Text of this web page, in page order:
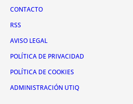
CONTACTO
RSS
AVISO LEGAL
POLÍTICA DE PRIVACIDAD
POLÍTICA DE COOKIES
ADMINISTRACIÓN UTIQ